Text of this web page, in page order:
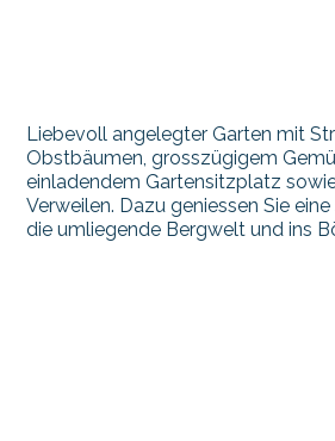
Liebevoll angelegter Garten mit
Obstbäumen, grosszügigem
einladendem Gartensitzplatz
Verweilen. Dazu geniessen Sie
die umliegende Bergwelt und ins